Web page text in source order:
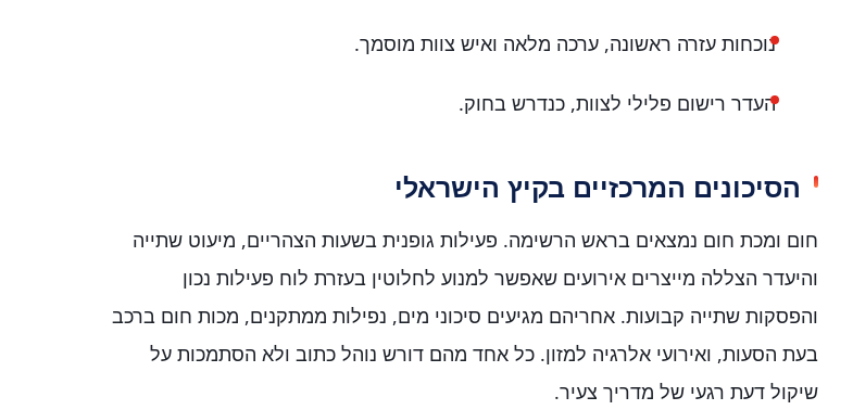
נוכחות עזרה ראשונה, ערכה מלאה ואיש צוות מוסמך.
העדר רישום פלילי לצוות, כנדרש בחוק.
הסיכונים המרכזיים בקיץ הישראלי
חום ומכת חום נמצאים בראש הרשימה. פעילות גופנית בשעות הצהריים, מיעוט שתייה
והיעדר הצללה מייצרים אירועים שאפשר למנוע לחלוטין בעזרת לוח פעילות נכון
והפסקות שתייה קבועות. אחריהם מגיעים סיכוני מים, נפילות ממתקנים, מכות חום ברכב
בעת הסעות, ואירועי אלרגיה למזון. כל אחד מהם דורש נוהל כתוב ולא הסתמכות על
שיקול דעת רגעי של מדריך צעיר.